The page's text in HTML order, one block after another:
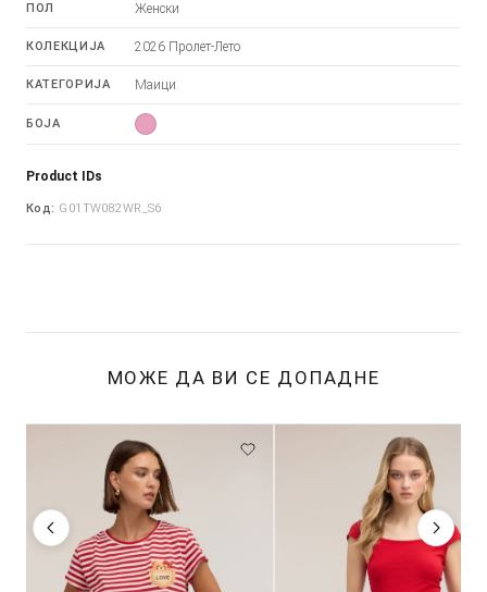
ПОЛ Женски
КОЛЕКЦИЈА 2026 Пролет-Лето
КАТЕГОРИЈА Маици
БОЈА
Product IDs
Код: G01TW082WR_S6
МОЖЕ ДА ВИ СЕ ДОПАДНЕ